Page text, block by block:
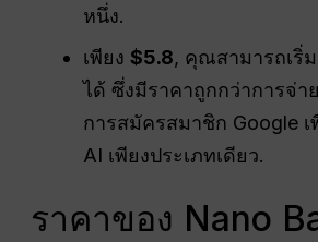
หนึ่ง.
เพียง$5.8, คุณสามารถเริ่
ได้ ซึ่งมีราคาถูกกว่าการจ่า
การสมัครสมาชิก Google เ
AI เพียงประเภทเดียว.
ราคาของ Nano